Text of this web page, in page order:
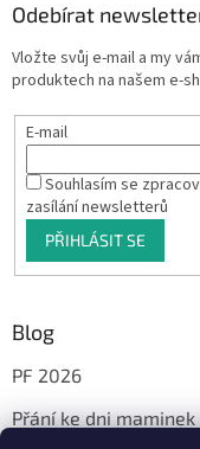
Odebírat
Vložte svůj e-mail a my
produktech na našem e-
E-mail
Souhlasím se
zasílání newsletterů
PŘIHLÁSIT SE
Blog
PF 2026
Přání ke dni maminek